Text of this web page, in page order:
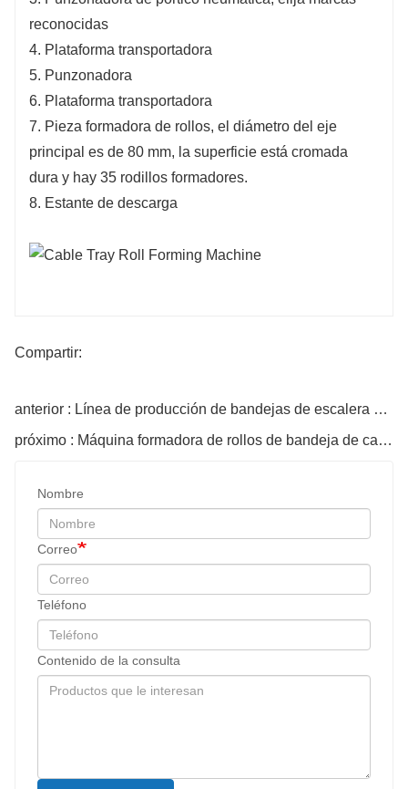
reconocidas
4. Plataforma transportadora
5. Punzonadora
6. Plataforma transportadora
7. Pieza formadora de rollos, el diámetro del eje
principal es de 80 mm, la superficie está cromada
dura y hay 35 rodillos formadores.
8. Estante de descarga
Compartir:
anterior : Línea de producción de bandejas de escalera de cables
próximo : Máquina formadora de rollos de bandeja de cables de metal personalizada
Nombre
Correo
Teléfono
Contenido de la consulta